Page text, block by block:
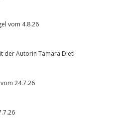
vom 4.8.26
der Autorin Tamara Dietl
24.7.26